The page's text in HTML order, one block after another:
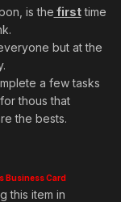
is the firsttime
but at the
a few tasks
thous that
the bests.
Business Card
this item in